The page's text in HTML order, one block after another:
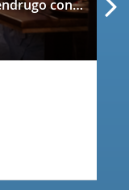
Cena completa para dos en Mendrugo con cerveza artesana incluida